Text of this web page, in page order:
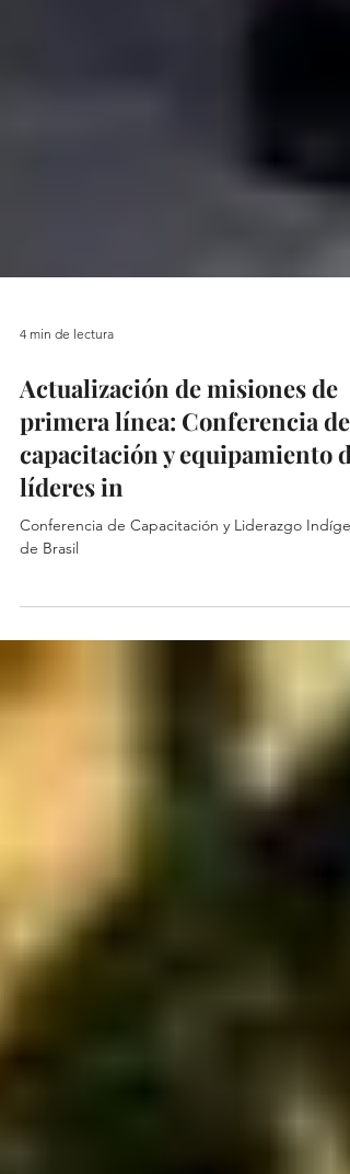
4 min de lectura
Actualización de misiones de
primera línea: Conferencia de
capacitación y equipamiento de
líderes in